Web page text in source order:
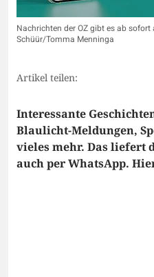
Nachrichten der OZ gibt es ab
Schüür/Tomma Menninga
Artikel teilen:
Interessante
Blaulicht-Meldungen,
vieles mehr. Das liefert
auch per WhatsApp.